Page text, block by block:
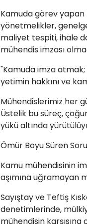
​Kamuda görev yapan
yönetmelikler,
maliyet tespiti, ihale
mühendis imzası
​"Kamuda imza
yetimin hakkını ve
​Mühendislerimiz her
Üstelik bu süreç,
yükü altında
​Ömür Boyu Süren
​Kamu mühendisinin
aşımına uğramayan
​Sayıştay ve Teftiş
denetimlerinde,
mühendisin karşısına